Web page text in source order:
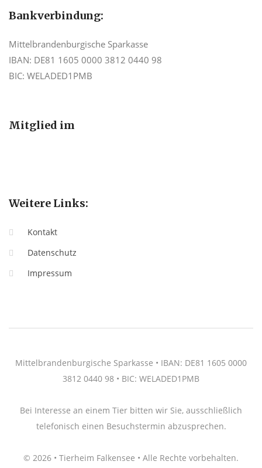
Bankverbindung:
Mittelbrandenburgische Sparkasse
IBAN: DE81 1605 0000 3812 0440 98
BIC: WELADED1PMB
Mitglied im
Weitere Links:
Kontakt
Datenschutz
Impressum
Mittelbrandenburgische Sparkasse • IBAN: DE81 1605 0000
3812 0440 98 • BIC: WELADED1PMB
Bei Interesse an einem Tier bitten wir Sie, ausschließlich
telefonisch einen Besuchstermin abzusprechen.
© 2026 • Tierheim Falkensee • Alle Rechte vorbehalten.